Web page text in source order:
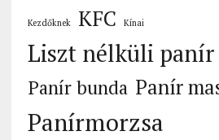
Kezdőknek KFC Kínai
Liszt nélküli panír
Panír bunda Panír
Panírmorzsa